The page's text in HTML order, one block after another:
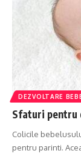
DEZVOLTARE
Sfaturi pentru
Colicile
pentru parinti.